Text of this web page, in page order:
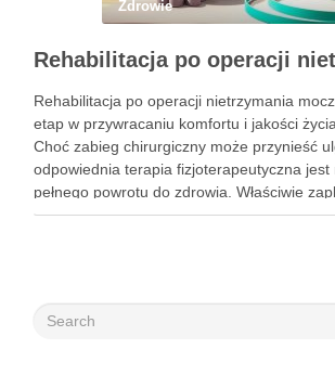
Zdrowie
Rehabilitacja po operacji nietrzymania
etap w przywracaniu komfortu i jakości
Choć zabieg chirurgiczny może przynieść
odpowiednia terapia fizjoterapeutyczna jest
pełnego powrotu do zdrowia. Właściwie
program rehabilitacji, obejmujący